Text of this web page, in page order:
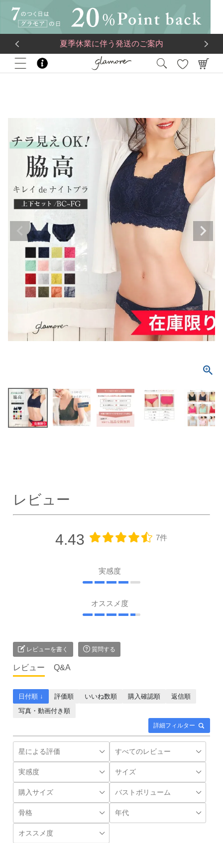
夏季休業に伴う発送のご案内
HOME ブランド glamore
キレイdeナイトブラ&スタンダードショーツ
レビュー
4.43 7件
実感度
オススメ度
レビューを書く 質問する
レビュー Q&A
詳細フィルター
日付順 ↓ 評価順 いいね数順 購入確認順
返信順
写真・動画付き順